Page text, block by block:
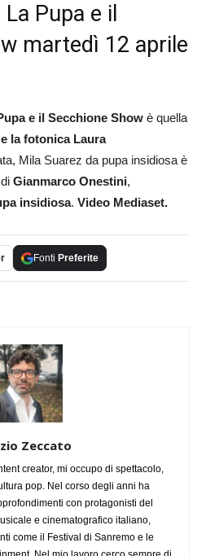
Pupa e il
martedì 12 aprile
e il Secchione Show è quella
la fotonica Laura
Mila Suarez da pupa insidiosa è
Gianmarco Onestini,
insidiosa. Video Mediaset.
Fonti Preferite
Zeccato
creator, mi occupo di spettacolo,
pop. Nel corso degli anni ha
con protagonisti del
e cinematografico italiano,
come il Festival di Sanremo e le